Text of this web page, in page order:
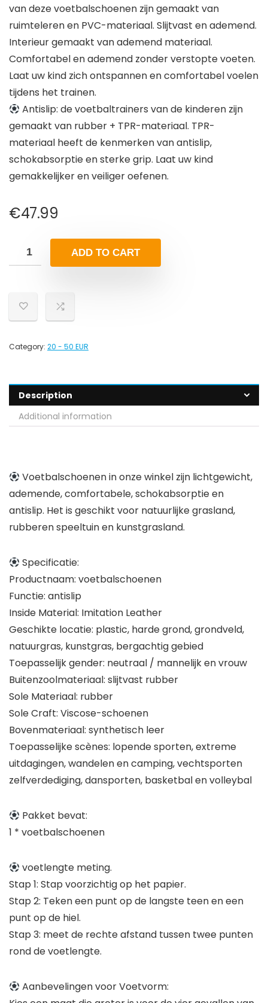
van deze voetbalschoenen zijn gemaakt van
ruimteleren en PVC-materiaal. Slijtvast en ademend.
Interieur gemaakt van ademend materiaal.
Comfortabel en ademend zonder verstopte voeten.
Laat uw kind zich ontspannen en comfortabel voelen
tijdens het trainen.
Antislip: de voetbaltrainers van de kinderen zijn
gemaakt van rubber + TPR-materiaal. TPR-
materiaal heeft de kenmerken van antislip,
schokabsorptie en sterke grip. Laat uw kind
gemakkelijker en veiliger oefenen.
€47.99
ADD TO CART
Category: 20 - 50 EUR
Description
Additional information
Voetbalschoenen in onze winkel zijn lichtgewicht,
ademende, comfortabele, schokabsorptie en
antislip. Het is geschikt voor natuurlijke grasland,
rubberen speeltuin en kunstgrasland.
Specificatie:
Productnaam: voetbalschoenen
Functie: antislip
Inside Material: Imitation Leather
Geschikte locatie: plastic, harde grond, grondveld,
natuurgras, kunstgras, bergachtig gebied
Toepasselijk gender: neutraal / mannelijk en vrouw
Buitenzoolmateriaal: slijtvast rubber
Sole Materiaal: rubber
Sole Craft: Viscose-schoenen
Bovenmateriaal: synthetisch leer
Toepasselijke scènes: lopende sporten, extreme
uitdagingen, wandelen en camping, vechtsporten
zelfverdediging, dansporten, basketbal en volleybal
Pakket bevat:
1 * voetbalschoenen
voetlengte meting.
Stap 1: Stap voorzichtig op het papier.
Stap 2: Teken een punt op de langste teen en een
punt op de hiel.
Stap 3: meet de rechte afstand tussen twee punten
rond de voetlengte.
Aanbevelingen voor Voetvorm: